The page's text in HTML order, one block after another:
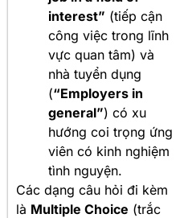
interest” (tiếp cận
công việc trong lĩnh
vực quan tâm) và
nhà tuyển dụng
(“Employers in
general”) có xu
hướng coi trọng ứng
viên có kinh nghiệm
tình nguyện.
Các dạng câu hỏi đi kèm
là Multiple Choice (trắc